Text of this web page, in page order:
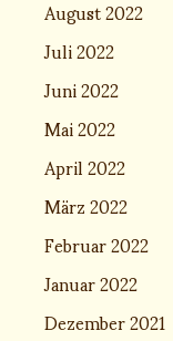
August 2022
Juli 2022
Juni 2022
Mai 2022
April 2022
März 2022
Februar 2022
Januar 2022
Dezember 2021